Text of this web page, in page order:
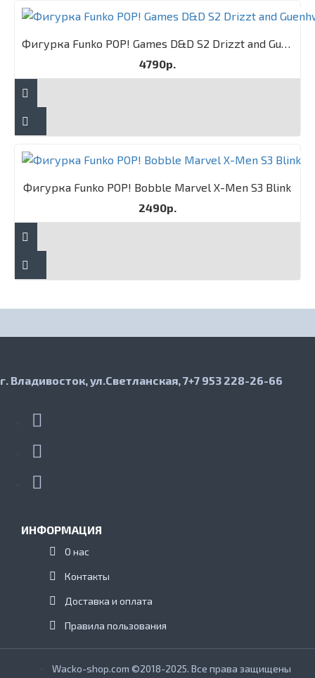
4790р.
Фигурка Funko POP! Bobble Marvel X-Men S3 Blink
2490р.
г. Владивосток, ул.Светланская, 7+7 953 228-26-66
ИНФОРМАЦИЯ
О нас
Контакты
Доставка и оплата
Правила пользования
Wacko-shop.com ©2018-2025. Все права защищены